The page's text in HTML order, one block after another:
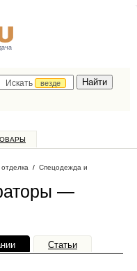
Искать
везде
/ Спецодежда и
—
Статьи